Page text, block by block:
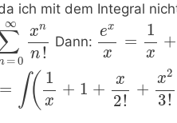
ich mit dem Integral
∞
=0
xn
n !
Dann:
ex
x
=
1
x
+
= ∫( 1
x
+ 1 + x
2!
+
x2
3!